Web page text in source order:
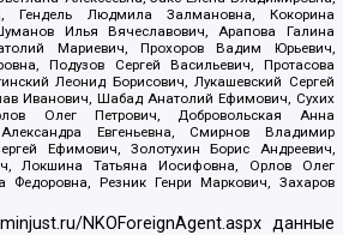
Гендель Людмила Залмановна, Кокорина
Илья Вячеславович, Арапова Галина
Мариевич, Прохоров Вадим Юрьевич,
Подузов Сергей Васильевич, Протасова
Леонид Борисович, Лукашевский Сергей
Иванович, Шабад Анатолий Ефимович, Сухих
Олег Петрович, Добровольская Анна
Евгеньевна, Смирнов Владимир
Ефимович, Золотухин Борис Андреевич,
Локшина Татьяна Иосифовна, Орлов Олег
Федоровна, Резник Генри Маркович, Захаров
NKOForeignAgent.aspxданные